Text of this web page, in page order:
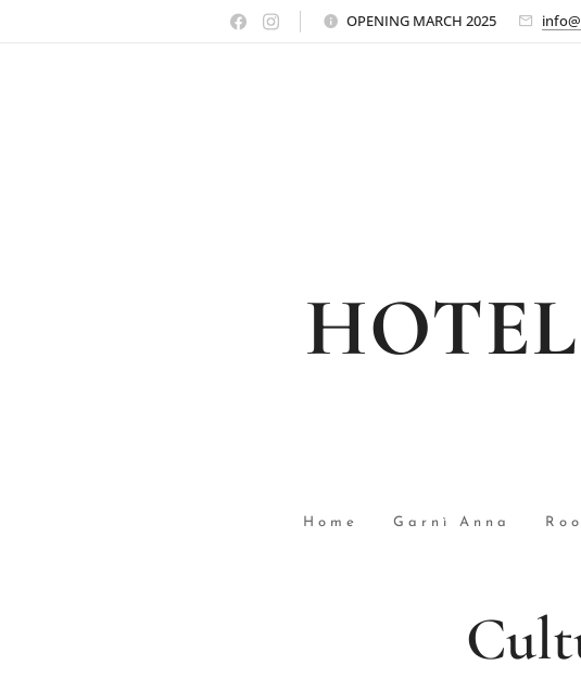
OPENING MARCH 2025
Home Garnì Anna